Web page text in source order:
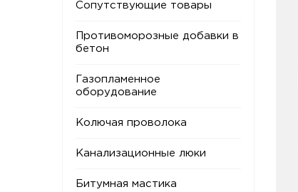
Сопутствующие товары
Противоморозные добавки в
бетон
Газопламенное
оборудование
Колючая проволока
Канализационные люки
Битумная мастика